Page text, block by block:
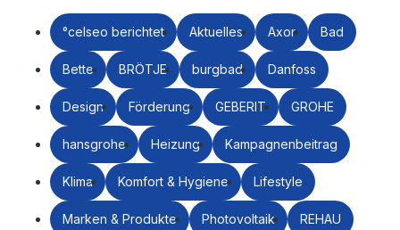
°celseo berichtet Aktuelles Axor Bad
Bette BRÖTJE burgbad Danfoss
Design Förderung GEBERIT GROHE
hansgrohe Heizung Kampagnenbeitrag
Klima Komfort & Hygiene Lifestyle
Marken & Produkte Photovoltaik REHAU